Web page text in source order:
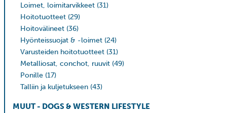
Loimet, loimitarvikkeet (31)
Hoitotuotteet (29)
Hoitovälineet (36)
Hyönteissuojat & -loimet (24)
Varusteiden hoitotuotteet (31)
Metalliosat, conchot, ruuvit (49)
Ponille (17)
Talliin ja kuljetukseen (43)
MUUT - DOGS & WESTERN LIFESTYLE